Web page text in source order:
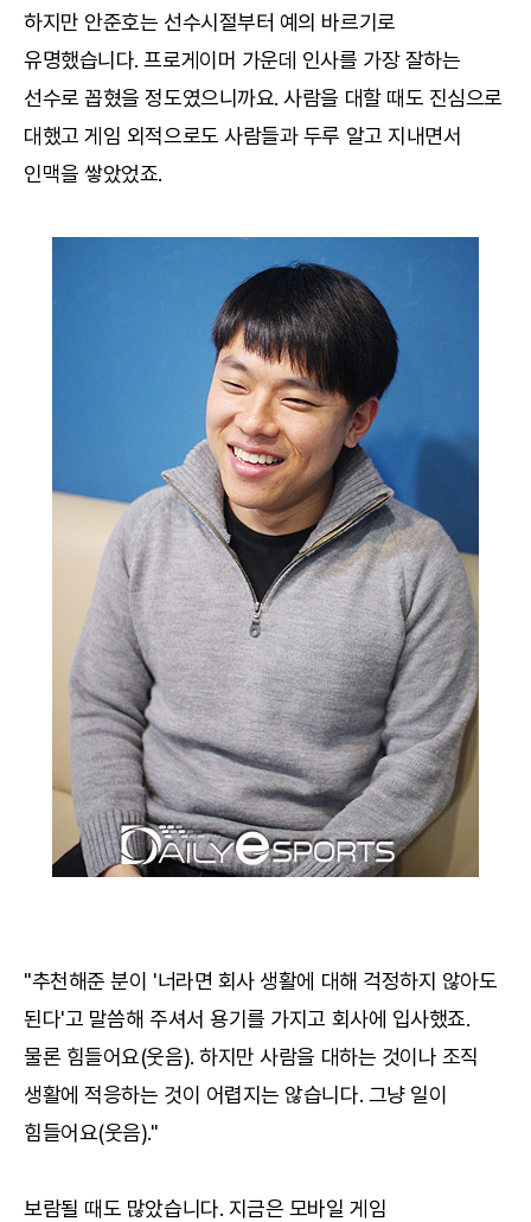
하지만 안준호는 선수시절부터 예의 바르기로
유명했습니다. 프로게이머 가운데 인사를 가장 잘하는
선수로 꼽혔을 정도였으니까요. 사람을 대할 때도 진심으로
대했고 게임 외적으로도 사람들과 두루 알고 지내면서
인맥을 쌓았었죠.
"추천해준 분이 '너라면 회사 생활에 대해 걱정하지 않아도
된다'고 말씀해 주셔서 용기를 가지고 회사에 입사했죠.
물론 힘들어요(웃음). 하지만 사람을 대하는 것이나 조직
생활에 적응하는 것이 어렵지는 않습니다. 그냥 일이
힘들어요(웃음)."
보람될 때도 많았습니다. 지금은 모바일 게임